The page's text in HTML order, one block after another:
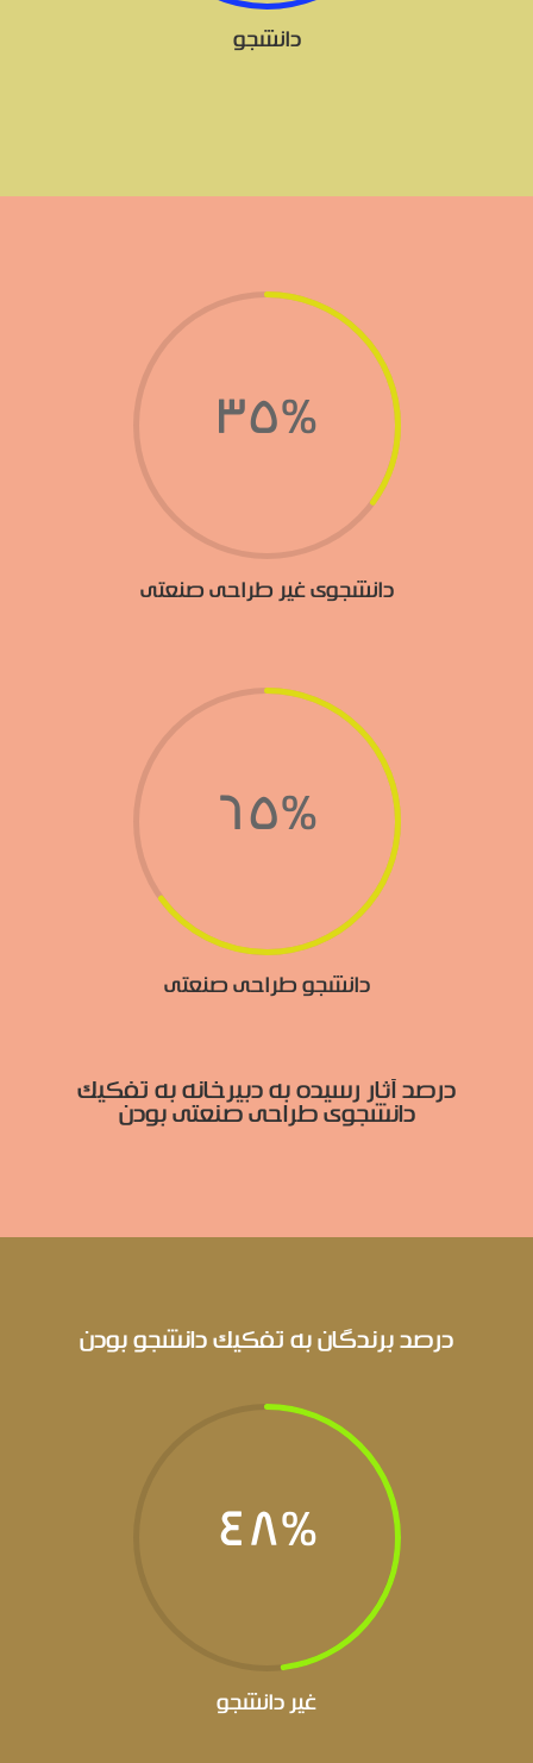
دانشجو
35%
دانشجوی غیر طراحی صنعتی
65%
دانشجو طراحی صنعتی
درصد آثار رسیده به دبیرخانه به تفکیک
دانشجوی طراحی صنعتی بودن
درصد برندگان به تفکیک دانشجو بودن
48%
غیر دانشجو